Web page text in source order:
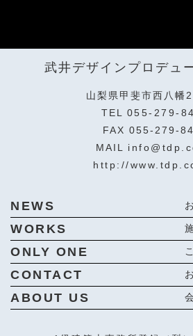
武井デザインプロデュ
山梨県甲斐市西八幡
TEL 055-279-
FAX 055-279-
MAIL
http://
NEWS
WORKS
ONLY ONE
CONTACT
ABOUT US